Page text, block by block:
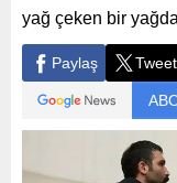
yağ çeken bir
Paylaş